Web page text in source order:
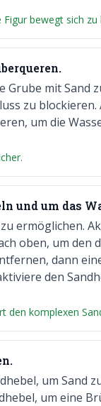
bewegt sich
Grube mit
zu
um die
und um das
ermöglichen.
oben, um den
dann
den
den komplexen
um Sand
um eine